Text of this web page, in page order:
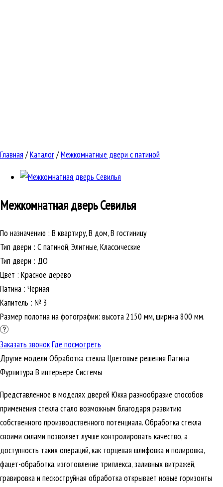
Главная /Каталог/Межкомнатные двери с патиной
Межкомнатная дверьСевилья
По назначению : В квартиру, В дом, В гостиницу
Тип двери : С патиной, Элитные, Классические
Тип двери : ДО
Цвет : Красное дерево
Патина : Черная
Капитель : № 3
Размер полотна на фотографии: высота 2150 мм, ширина 800 мм.
Заказать звонокГде посмотреть
Другие модели Обработка стеклаЦветовые решения Патина
ФурнитураВ интерьере Cистемы
Представленное в моделях дверей Юкка разнообразие способов
применения стекла стало возможным благодаря развитию
собственного производственного потенциала. Обработка стекла
своими силами позволяет лучше контролировать качество, а
доступность таких операций, как торцевая шлифовка и полировка,
фацет-обработка, изготовление триплекса, заливных витражей,
гравировка и пескоструйная обработка открывает новые горизонты